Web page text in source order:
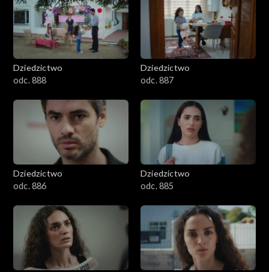
Dziedzictwo
odc. 888
Dziedzictwo
odc. 887
Dziedzictwo
odc. 886
Dziedzictwo
odc. 885